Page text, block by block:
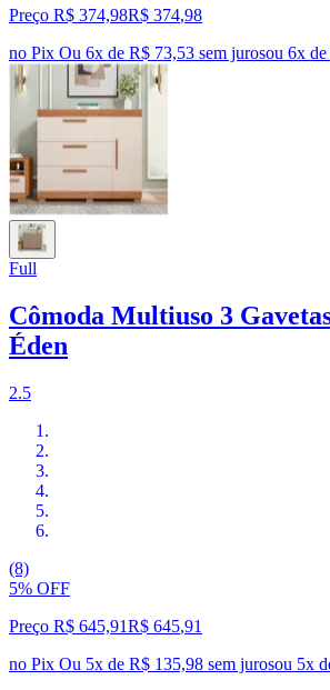
Preço R$ 374,98R$ 374,98
no Pix Ou 6x de R$ 73,53 sem jurosou 6x de
Full
Cômoda Multiuso 3
Éden
2.5
(8)
5% OFF
Preço R$ 645,91R$ 645,91
no Pix Ou 5x de R$ 135,98 sem jurosou 5x